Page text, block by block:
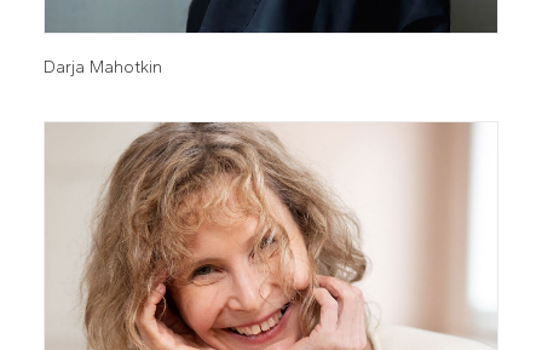
Darja Mahotkin